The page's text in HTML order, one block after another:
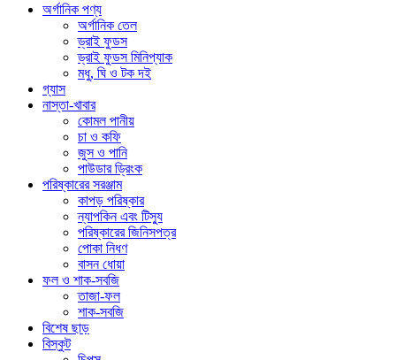
অর্গানিক পণ্য
অর্গানিক তেল
ড্রাই ফুডস
ড্রাই ফুডস মিনিপ্যাক
মধু, ঘি ও টক দই
গ্যাস
নাস্তা-খাবার
কোমল পানীয়
চা ও কফি
জুস ও পানি
পাউডার ড্রিংক
পরিষ্কারের সরঞ্জাম
কাপড় পরিষ্কার
ন্যাপকিন এবং টিস্যু
পরিষ্কারের জিনিসপত্র
পোকা নিধণ
বাসন ধোয়া
ফল ও শাক-সবজি
তাজা-ফল
শাক-সবজি
বিশেষ ছাড়
বিস্কুট